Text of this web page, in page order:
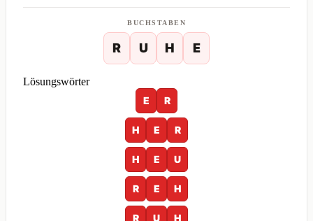
BUCHSTABEN
R U H E
Lösungswörter
E
R
H E R
H E U
R E H
R U H